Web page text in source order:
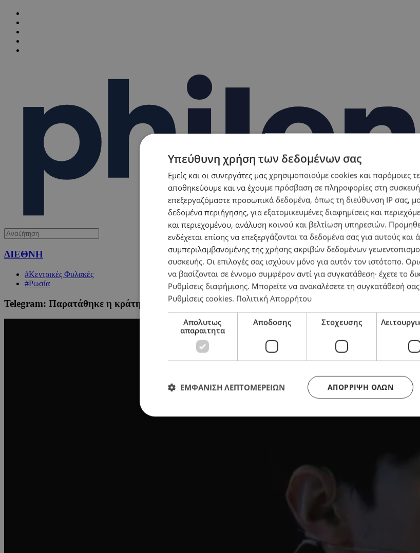
ΔΙΕΘΝΗ
#Κεντρικές Φυλακές
#Ρωσία
Telegram: Παρατάθηκε η κράτηση του Πάβελ Ντούροφ – Η σχέση με το «οργανωμένο έγκλημα»
Υπεύθυνη χρήση των δεδομένων σας
Εμείς και οι συνεργάτες μας χρησιμοποιούμε cookies και παρόμοιες
αποθηκεύουμε και να έχουμε πρόσβαση σε πληροφορίες στη
επεξεργαζόμαστε προσωπικά δεδομένα, όπως τη διεύθυνση IP σας,
δεδομένα περιήγησης, για εξατομικευμένες διαφημίσεις και
και περιεχομένου, ανάλυση κοινού και βελτίωση υπηρεσιών.
ενδέχεται επίσης να επεξεργάζονται τα δεδομένα σας για αυτούς και
συμπεριλαμβανομένης της χρήσης ακριβών δεδομένων
συσκευής. Οι επιλογές σας ισχύουν μόνο για αυτόν τον ιστότοπο.
να βασίζονται σε έννομο συμφέρον αντί για συγκατάθεση· έχετε το
Ρυθμίσεις διαφήμισης. Μπορείτε να ανακαλέσετε τη συγκατάθεσή
Ρυθμίσεις cookies. Πολιτική Απορρήτου
Απολυτως
απαραιτητα
Αποδοσης Στοχευσης
ΑΠΌΡΡΙΨΗ ΌΛΩΝ
ΕΜΦΑΝΙΣΗ ΛΕΠΤΟΜΕΡΕΙΩΝ